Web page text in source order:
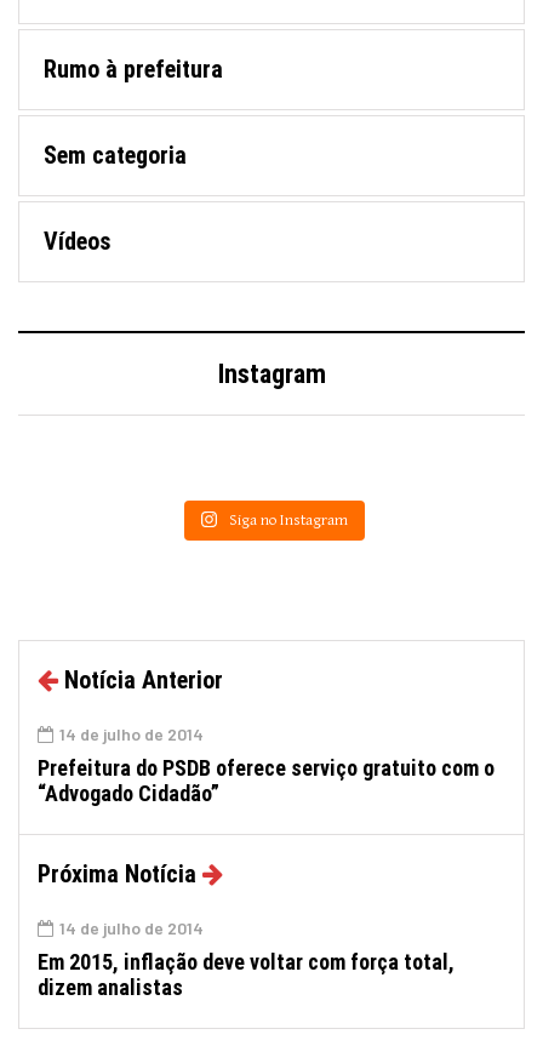
Rumo à prefeitura
Sem categoria
Vídeos
Instagram
Siga no Instagram
Notícia Anterior
14 de julho de 2014
Prefeitura do PSDB oferece serviço gratuito com o
“Advogado Cidadão”
Próxima Notícia
14 de julho de 2014
Em 2015, inflação deve voltar com força total,
dizem analistas